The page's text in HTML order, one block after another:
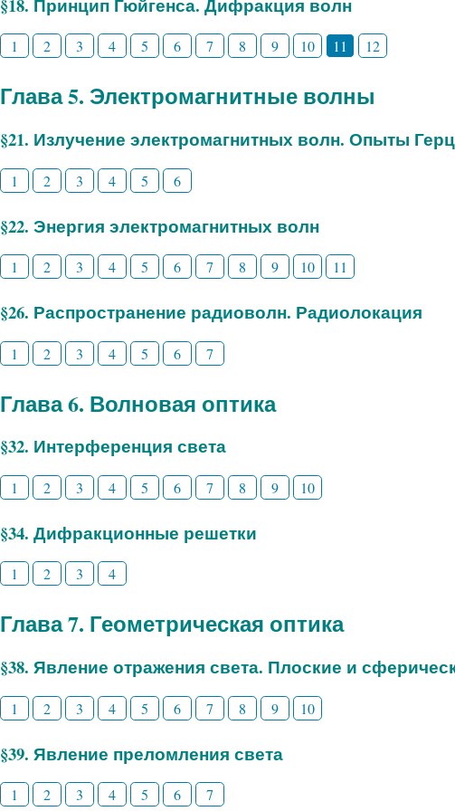
1 2 3 4 5 6 7 8 9 10 11 12
Глава 5. Электромагнитные волны
§21. Излучение электромагнитных волн. Опыты
1 2 3 4 5 6
§22. Энергия электромагнитных волн
1 2 3 4 5 6 7 8 9 10 11
§26. Распространение радиоволн. Радиолокация
1 2 3 4 5 6 7
Глава 6. Волновая оптика
§32. Интерференция света
1 2 3 4 5 6 7 8 9 10
§34. Дифракционные решетки
1 2 3 4
Глава 7. Геометрическая оптика
§38. Явление отражения света. Плоские и
1 2 3 4 5 6 7 8 9 10
§39. Явление преломления света
1 2 3 4 5 6 7